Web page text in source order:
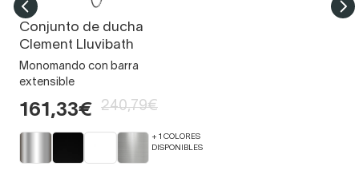
Conjunto de ducha
Clement Lluvibath
Monomando con barra
extensible
161,33€ 240,79€
+ 1 COLORES
DISPONIBLES